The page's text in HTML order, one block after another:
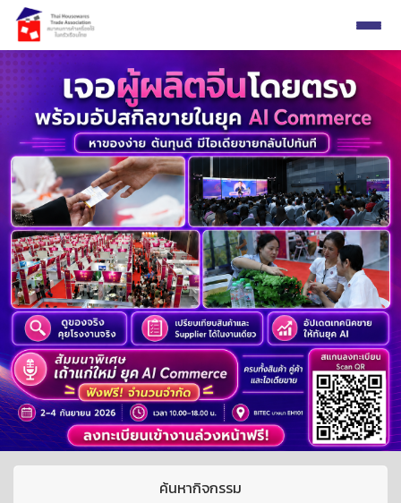
ค้นหากิจกรรม